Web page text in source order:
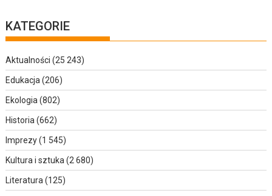
KATEGORIE
Aktualności (25 243)
Edukacja(206)
Ekologia(802)
Historia(662)
Imprezy(1 545)
Kultura i sztuka(2 680)
Literatura(125)